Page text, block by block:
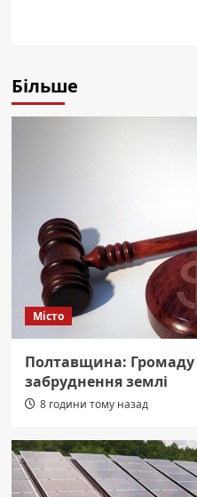
Більше
Місто
Полтавщина:
забруднення землі
8 години тому назад